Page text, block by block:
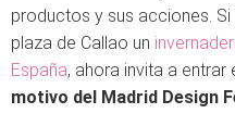
productos y sus acciones.
plaza de Callao un
España, ahora invita a entrar
motivo del Madrid Design